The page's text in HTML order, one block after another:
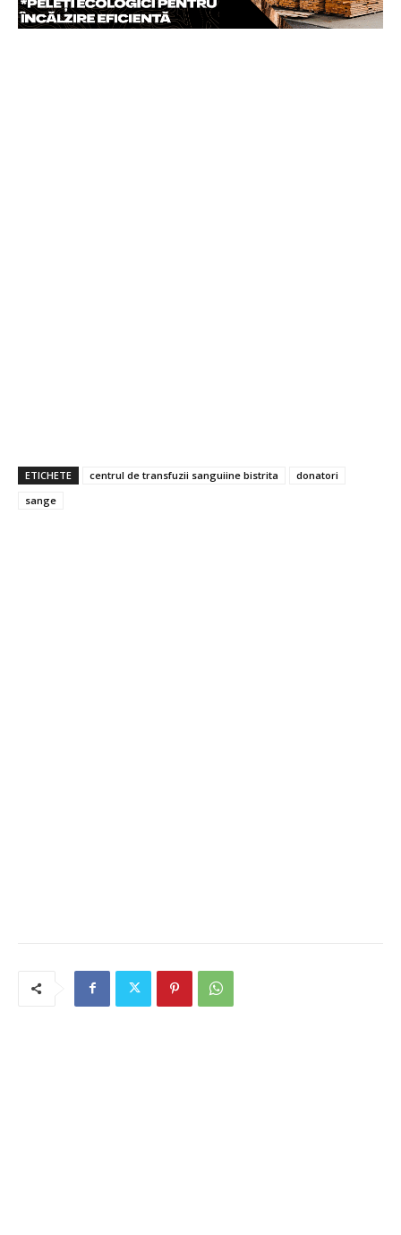
ETICHETE centrul de transfuzii sanguiine bistrita
donatori
sange